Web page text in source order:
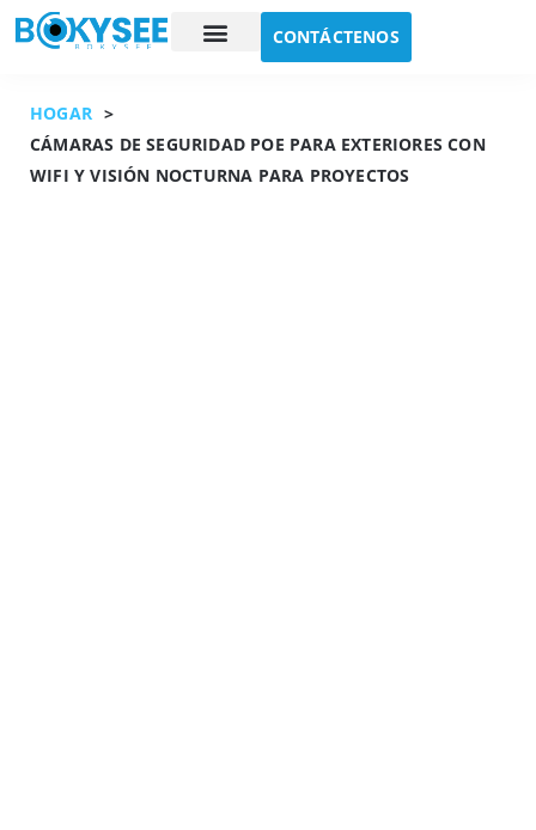
CONTÁCTENOS
HOGAR >
CÁMARAS DE SEGURIDAD POE PARA EXTERIORES CON
WIFI Y VISIÓN NOCTURNA PARA PROYECTOS